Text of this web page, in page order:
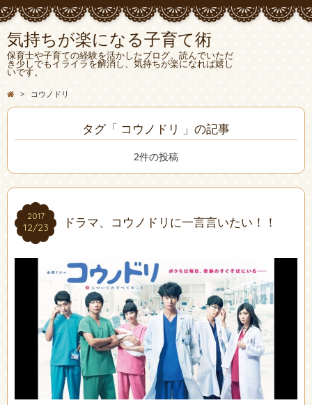
気持ちが楽になる子育て術
保育士や子育ての経験を活かしたブログ。読んでいただ
き少しでもイライラを解消し、気持ちが楽になれば嬉し
いです。
> コウノドリ
タグ「 コウノドリ 」の記事
2件の投稿
2017
12/23
2017
12/23 ドラマ、コウノドリに一言言いたい！！